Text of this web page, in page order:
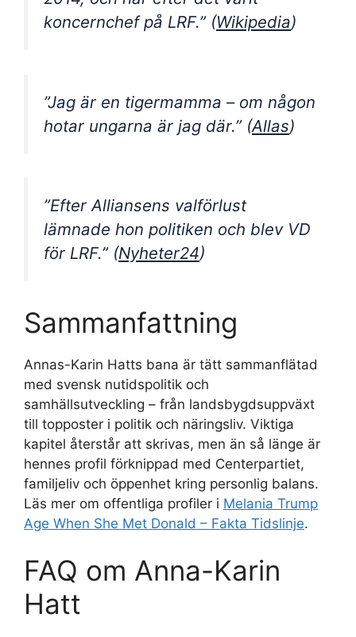
koncernchef på LRF.” (Wikipedia)
”Jag är en tigermamma – om någon
hotar ungarna är jag där.” (Allas)
”Efter Alliansens valförlust
lämnade hon politiken och blev VD
för LRF.” (Nyheter24)
Sammanfattning
Annas-Karin Hatts bana är tätt sammanflätad
med svensk nutidspolitik och
samhällsutveckling – från landsbygdsuppväxt
till topposter i politik och näringsliv. Viktiga
kapitel återstår att skrivas, men än så länge är
hennes profil förknippad med Centerpartiet,
familjeliv och öppenhet kring personlig balans.
Läs mer om offentliga profiler i Melania Trump
Age When She Met Donald – Fakta Tidslinje.
FAQ om Anna-Karin
Hatt